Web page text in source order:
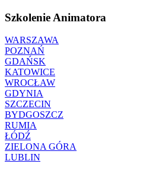
Szkolenie Animatora
WARSZAWA
POZNAŃ
GDAŃSK
KATOWICE
WROCŁAW
GDYNIA
SZCZECIN
BYDGOSZCZ
RUMIA
ŁÓDŹ
ZIELONA GÓRA
LUBLIN